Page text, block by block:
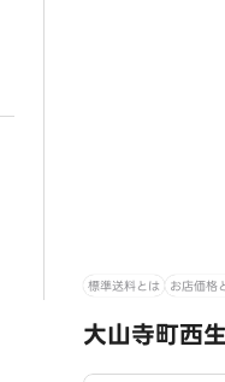
標準送料とは お店価格
大山寺町西